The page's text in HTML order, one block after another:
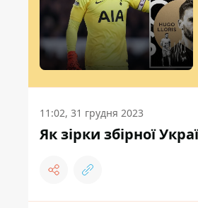
11:02, 31 грудня 2023
Як зірки збірної